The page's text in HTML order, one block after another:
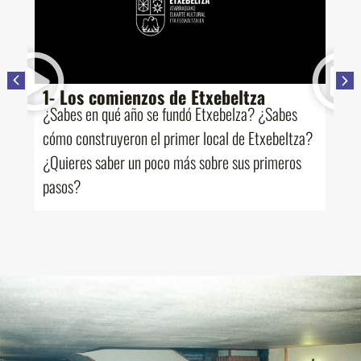
1- Los comienzos de Etxebeltza
¿Sabes en qué año se fundó Etxebelza? ¿Sabes
cómo construyeron el primer local de Etxebeltza?
¿Quieres saber un poco más sobre sus primeros
pasos?